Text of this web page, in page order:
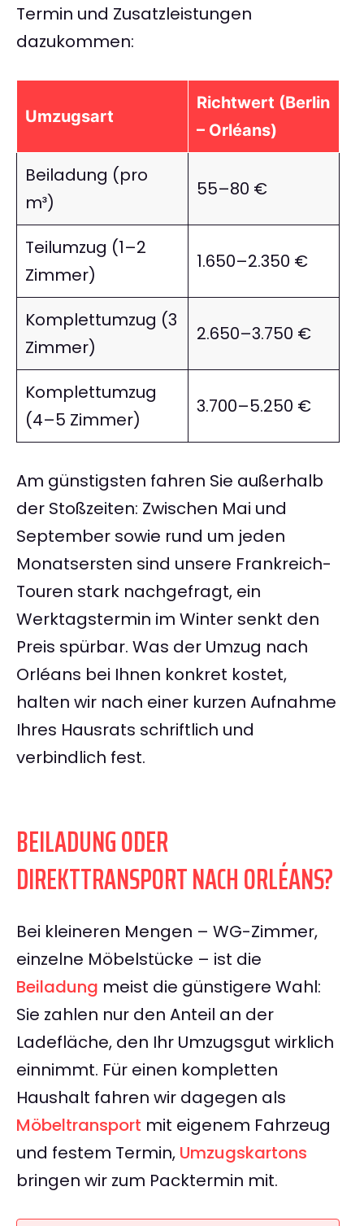
Termin und Zusatzleistungen
dazukommen:
Umzugsart
Richtwert (Berlin
– Orléans)
Beiladung (pro
m³)
55–80 €
Teilumzug (1–2
Zimmer)
1.650–2.350 €
Komplettumzug (3
Zimmer)
2.650–3.750 €
Komplettumzug
(4–5 Zimmer)
3.700–5.250 €
Am günstigsten fahren Sie außerhalb
der Stoßzeiten: Zwischen Mai und
September sowie rund um jeden
Monatsersten sind unsere Frankreich-
Touren stark nachgefragt, ein
Werktagstermin im Winter senkt den
Preis spürbar. Was der Umzug nach
Orléans bei Ihnen konkret kostet,
halten wir nach einer kurzen Aufnahme
Ihres Hausrats schriftlich und
verbindlich fest.
BEILADUNG ODER
DIREKTTRANSPORT NACH ORLÉANS?
Bei kleineren Mengen – WG-Zimmer,
einzelne Möbelstücke – ist die
Beiladung meist die günstigere Wahl:
Sie zahlen nur den Anteil an der
Ladefläche, den Ihr Umzugsgut wirklich
einnimmt. Für einen kompletten
Haushalt fahren wir dagegen als
Möbeltransport mit eigenem Fahrzeug
und festem Termin, Umzugskartons
bringen wir zum Packtermin mit.